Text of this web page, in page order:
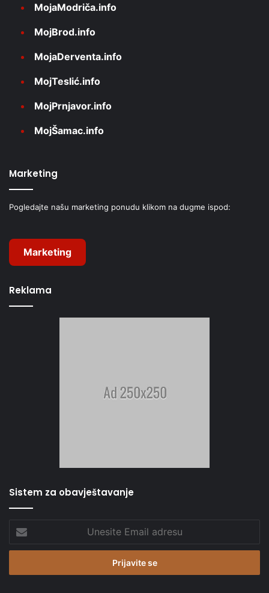
MojaModriča.info
MojBrod.info
MojaDerventa.info
MojTeslić.info
MojPrnjavor.info
MojŠamac.info
Marketing
Pogledajte našu marketing ponudu klikom na dugme ispod:
Marketing
Reklama
Sistem za obavještavanje
Email
adresu